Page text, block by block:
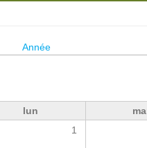
Année
lun
1